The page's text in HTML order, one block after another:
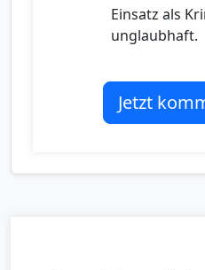
Einsatz als
unglaubhaft.
Jetzt